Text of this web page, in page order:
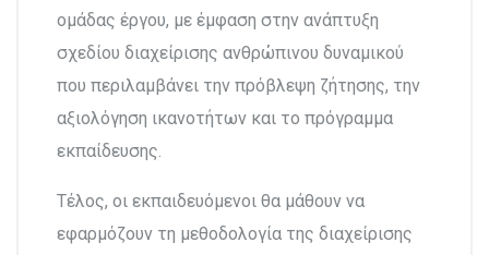
ομάδας έργου, με έμφαση στην ανάπτυξη
σχεδίου διαχείρισης ανθρώπινου δυναμικού
που περιλαμβάνει την πρόβλεψη ζήτησης, την
αξιολόγηση ικανοτήτων και το πρόγραμμα
εκπαίδευσης.
Τέλος, οι εκπαιδευόμενοι θα μάθουν να
εφαρμόζουν τη μεθοδολογία της διαχείρισης